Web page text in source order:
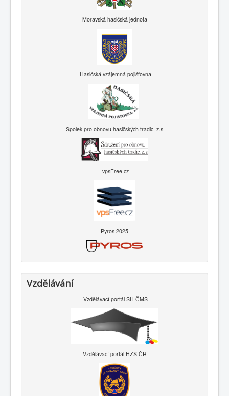
Moravská hasičská jednota
Hasičská vzájemná pojišťovna
Spolek pro obnovu hasičských tradic, z.s.
vpsFree.cz
Pyros 2025
Vzdělávání
Vzdělávací portál SH ČMS
Vzdělávací portál HZS ČR